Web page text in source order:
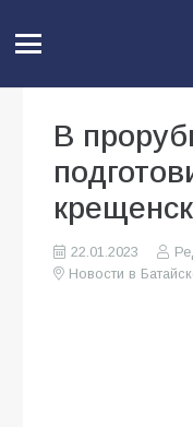
В
22.01.2023
Новости в